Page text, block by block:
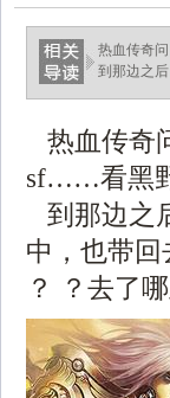
热血传奇
到那边之
热血传奇
sf……看黑
到那边之
中，也带
？ ？去了